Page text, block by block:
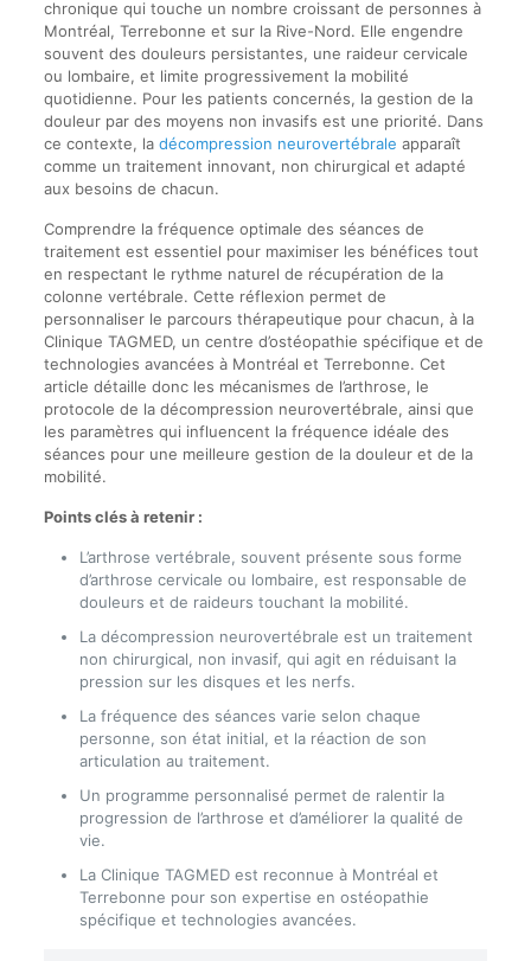
chronique qui touche un nombre croissant de personnes à
Montréal, Terrebonne et sur la Rive-Nord. Elle engendre
souvent des douleurs persistantes, une raideur cervicale
ou lombaire, et limite progressivement la mobilité
quotidienne. Pour les patients concernés, la gestion de la
douleur par des moyens non invasifs est une priorité. Dans
ce contexte, la décompression neurovertébrale apparaît
comme un traitement innovant, non chirurgical et adapté
aux besoins de chacun.
Comprendre la fréquence optimale des séances de
traitement est essentiel pour maximiser les bénéfices tout
en respectant le rythme naturel de récupération de la
colonne vertébrale. Cette réflexion permet de
personnaliser le parcours thérapeutique pour chacun, à la
Clinique TAGMED, un centre d’ostéopathie spécifique et de
technologies avancées à Montréal et Terrebonne. Cet
article détaille donc les mécanismes de l’arthrose, le
protocole de la décompression neurovertébrale, ainsi que
les paramètres qui influencent la fréquence idéale des
séances pour une meilleure gestion de la douleur et de la
mobilité.
Points clés à retenir :
L’arthrose vertébrale, souvent présente sous forme
d’arthrose cervicale ou lombaire, est responsable de
douleurs et de raideurs touchant la mobilité.
La décompression neurovertébrale est un traitement
non chirurgical, non invasif, qui agit en réduisant la
pression sur les disques et les nerfs.
La fréquence des séances varie selon chaque
personne, son état initial, et la réaction de son
articulation au traitement.
Un programme personnalisé permet de ralentir la
progression de l’arthrose et d’améliorer la qualité de
vie.
La Clinique TAGMED est reconnue à Montréal et
Terrebonne pour son expertise en ostéopathie
spécifique et technologies avancées.